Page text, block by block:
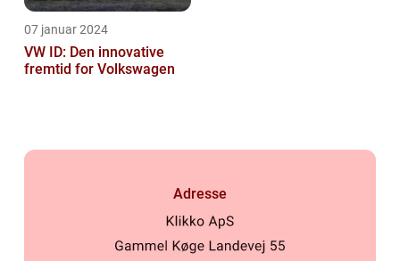
07 januar 2024
VW ID: Den innovative
fremtid for Volkswagen
Adresse